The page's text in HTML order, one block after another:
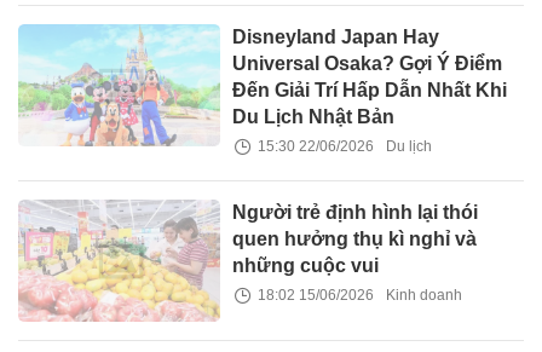
Disneyland Japan Hay
Universal Osaka? Gợi Ý Điểm
Đến Giải Trí Hấp Dẫn Nhất Khi
Du Lịch Nhật Bản
15:30 22/06/2026 Du lịch
Người trẻ định hình lại thói
quen hưởng thụ kì nghỉ và
những cuộc vui
18:02 15/06/2026 Kinh doanh